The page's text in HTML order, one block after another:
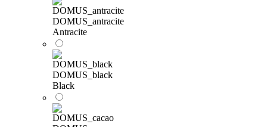
DOMUS_antracite
Antracite
DOMUS_black
Black